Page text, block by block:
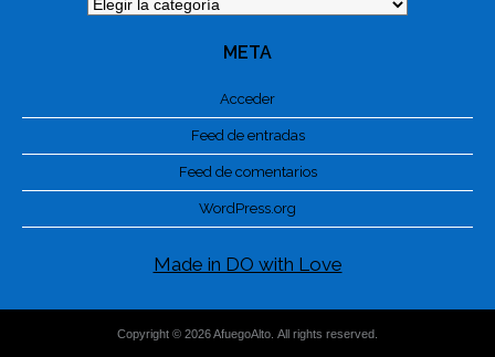
META
Acceder
Feed de entradas
Feed de comentarios
WordPress.org
Made in DO with Love
Copyright © 2026 AfuegoAlto. All rights reserved.